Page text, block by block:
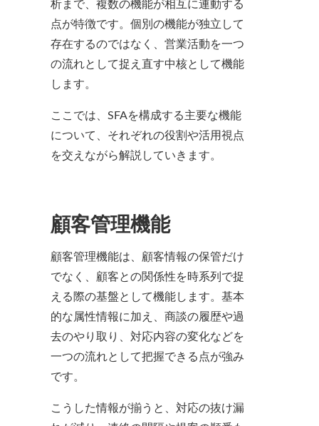
析まで、複数の機能が相互に連動する
点が特徴です。個別の機能が独立して
存在するのではなく、営業活動を一つ
の流れとして捉え直す中核として機能
します。
ここでは、SFAを構成する主要な機能
について、それぞれの役割や活用視点
を交えながら解説していきます。
顧客管理機能
顧客管理機能は、顧客情報の保管だけ
でなく、顧客との関係性を時系列で捉
える際の基盤として機能します。基本
的な属性情報に加え、商談の履歴や過
去のやり取り、対応内容の変化などを
一つの流れとして把握できる点が強み
です。
こうした情報が揃うと、対応の抜け漏